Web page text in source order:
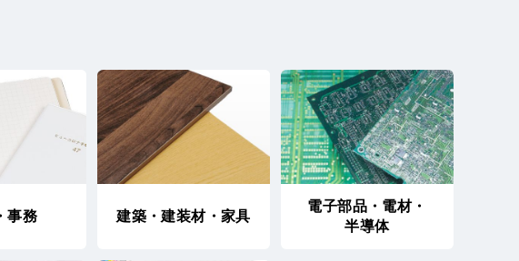
事務 建築・建装材・家具
電子部品・電材・
半導体